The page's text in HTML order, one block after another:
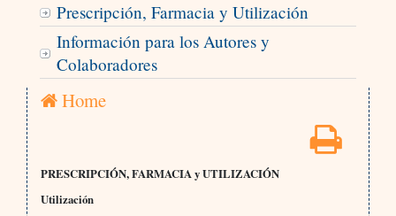
Prescripción, Farmacia y Utilización
Información para los Autores y
Colaboradores
Home
PRESCRIPCIÓN, FARMACIA y UTILIZACIÓN
Utilización